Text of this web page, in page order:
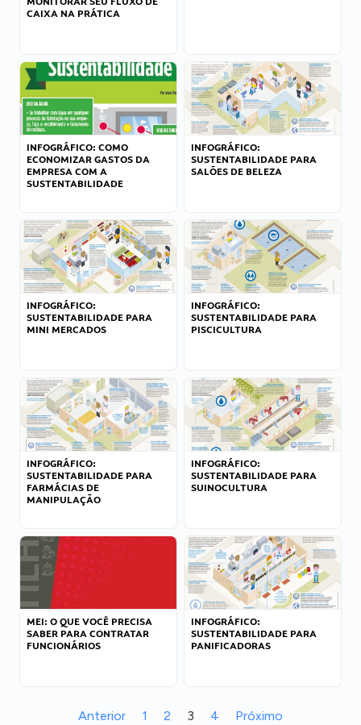
CAIXA NA PRÁTICA
INFOGRÁFICO: COMO
ECONOMIZAR GASTOS DA
EMPRESA COM A
SUSTENTABILIDADE
INFOGRÁFICO:
SUSTENTABILIDADE PARA
SALÕES DE BELEZA
INFOGRÁFICO:
SUSTENTABILIDADE PARA
MINI MERCADOS
INFOGRÁFICO:
SUSTENTABILIDADE PARA
PISCICULTURA
INFOGRÁFICO:
SUSTENTABILIDADE PARA
FARMÁCIAS DE
MANIPULAÇÃO
INFOGRÁFICO:
SUSTENTABILIDADE PARA
SUINOCULTURA
MEI: O QUE VOCÊ PRECISA
SABER PARA CONTRATAR
FUNCIONÁRIOS
INFOGRÁFICO:
SUSTENTABILIDADE PARA
PANIFICADORAS
Anterior 1 2 3 4 Próximo